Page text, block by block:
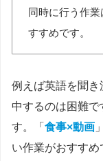
同時に行う作業
すすめです。
例えば英語を聞
中するのは困難で
す。「 食事×動画
い作業がおすすめ